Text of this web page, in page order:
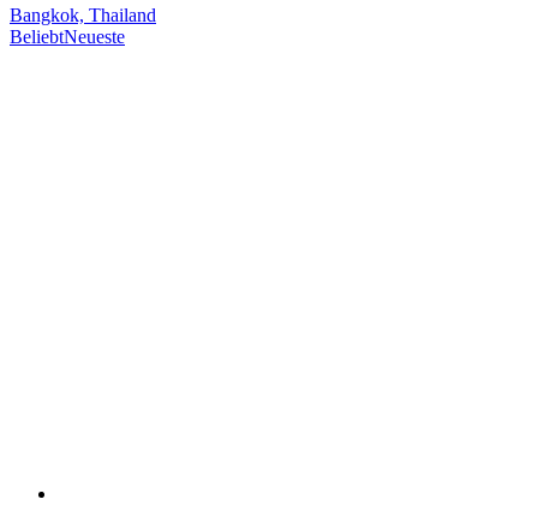
Bangkok, Thailand
BeliebtNeueste